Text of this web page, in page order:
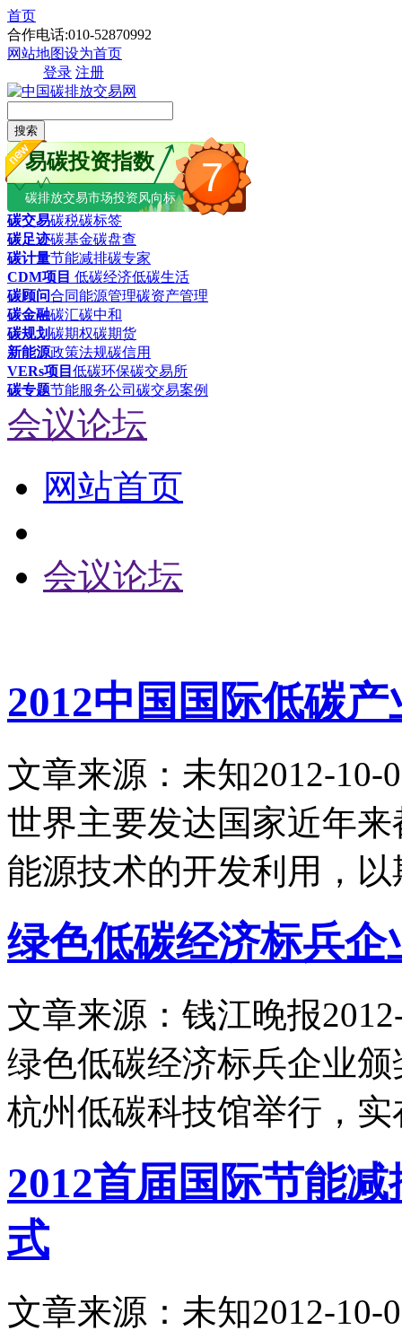
首页
合作电话:010-52870992
网站地图设为首页
登录 注册
搜索
7
易碳投资指数
碳排放交易市场投资风向标
碳交易碳税碳标签
碳足迹碳基金碳盘查
碳计量节能减排碳专家
CDM项目 低碳经济低碳生活
碳顾问合同能源管理碳资产管理
碳金融碳汇碳中和
碳规划碳期权碳期货
新能源政策法规碳信用
VERs项目 低碳环保碳交易所
碳专题节能服务公司 碳交易案例
会议论坛
网站首页
会议论坛
2012中国国际低碳
文章来源：未知2012-10-
世界主要发达国家近年
能源技术的开发利用，
绿色低碳经济标兵
文章来源：钱江晚报
绿色低碳经济标兵企业
杭州低碳科技馆举行，
2012首届国际节能
式
文章来源：未知2012-10-